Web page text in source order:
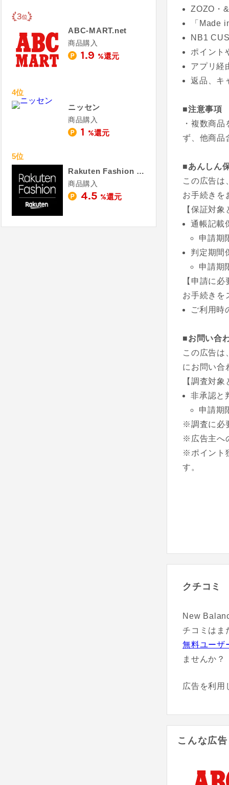
ZOZO・
「Made
NB1
ポイント
アプリ経
返品、キ
■注意事項
・複数商
ず、他商品
■あんしん
この広告は
お手続きを
【保証対
通帳記載
申請期
判定期間
申請期
【申請に
お手続きを
ご利用時
■お問い合
この広告は
にお問い合
【調査対
非承認と
申請期
※調査に必
※広告主へ
※ポイント
す。
クチコミ
New
チコミはま
無料ユーザ
ませんか？
広告を利用
こんな広
ABC-MART.net
商品購入
1.9 %還元
4位
ニッセン
商品購入
1 %還元
5位
Rakuten Fashion - 楽天ファッション
商品購入
4.5 %還元